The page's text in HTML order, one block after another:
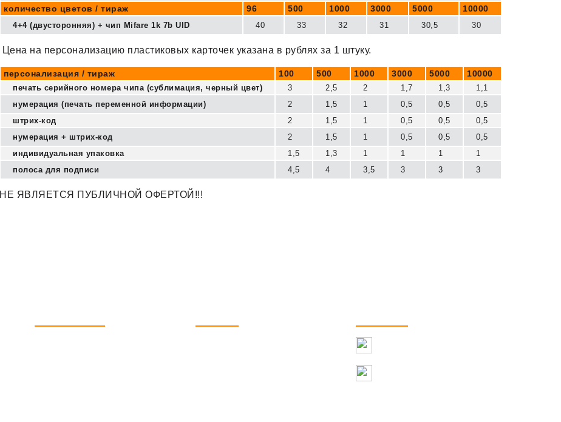
количество цветов / тираж 96 500 1000 3000 5000 10000
4+4 (двусторонняя) + чип Mifare 1k 7b UID 40 33 32 31 30,5 30
Цена на персонализацию пластиковых карточек указана в рублях за 1 штуку.
персонализация / тираж 100 500 1000 3000 5000 10000
печать серийного номера чипа (сублимация, черный цвет) 3 2,5 2 1,7 1,3
1,1
нумерация (печать переменной информации)
2 1,5 1 0,5 0,5
0,5
штрих-код
2 1,5 1 0,5 0,5
0,5
нумерация + штрих-код
2 1,5 1 0,5 0,5
0,5
индивидуальная упаковка
1,5 1,3 1 1 1
1
полоса для подписи
4,5 4 3,5 3 3 3
НЕ ЯВЛЯЕТСЯ ПУБЛИЧНОЙ ОФЕРТОЙ!!!